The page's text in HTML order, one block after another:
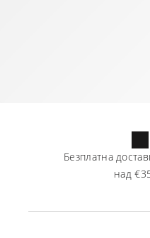
Безплатна
над